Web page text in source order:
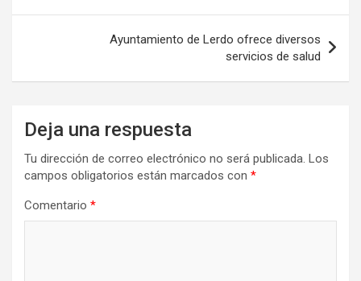
Ayuntamiento de Lerdo ofrece diversos
servicios de salud
Deja una respuesta
Tu dirección de correo electrónico no será publicada. Los
campos obligatorios están marcados con *
Comentario *